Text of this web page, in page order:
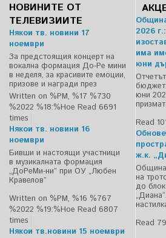
НОВИНИТЕ ОТ
ТЕЛЕВИЗИИТЕ
Някои тв. новини 17
ноември
За предстоящия концерт на
вокална формация До-Ре мини
в неделя, за красивите емоции,
призове и награди през
Written on %PM, %17 %730
%2022 %18:%Ное Read 6691
times
Някои тв. новини 16
ноември
Бивши и настоящи участници
в музикалната формация
„ДоРеМи-ни” при ОУ „Любен
Кравелов”
Written on %PM, %16 %767
%2022 %19:%Ное Read 6807
times
Някои тв.новини 15 ноември
2026
има
юни
юни
Read
ж.к.
на
до
Read